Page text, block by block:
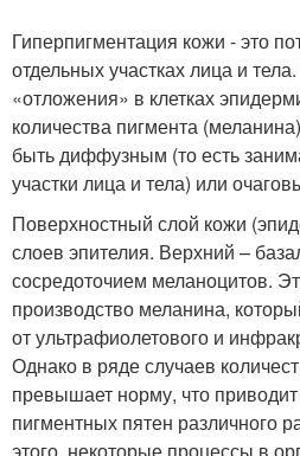
Гиперпигментация кожи - это
отдельных участках лица и
«отложения» в клетках
количества пигмента
быть диффузным (то есть
участки лица и тела) или
Поверхностный слой кожи
слоев эпителия. Верхний –
сосредоточием меланоцитов.
производство меланина,
от ультрафиолетового и
Однако в ряде случаев
превышает норму, что
пигментных пятен различного